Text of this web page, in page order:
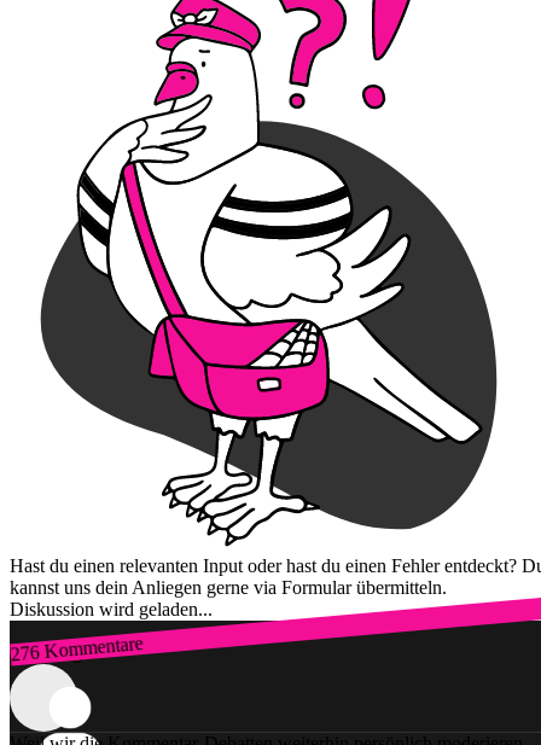
Hast du einen relevanten Input oder hast du einen Fehler entdeckt?
kannst uns dein Anliegen gerne via Formular übermitteln.
Diskussion wird geladen...
276 Kommentare
Zum Login